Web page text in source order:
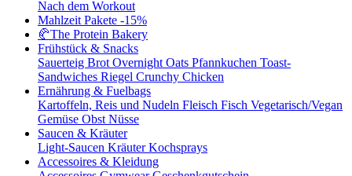
Nach dem Workout
Mahlzeit Pakete -15%
🥐The Protein Bakery
Frühstück & Snacks
Sauerteig Brot Overnight Oats Pfannkuchen Toast-
Sandwiches Riegel Crunchy Chicken
Ernährung & Fuelbags
Kartoffeln, Reis und Nudeln Fleisch Fisch Vegetarisch/Vegan
Gemüse Obst Nüsse
Saucen & Kräuter
Light-Saucen KräuterKochsprays
Accessoires & Kleidung